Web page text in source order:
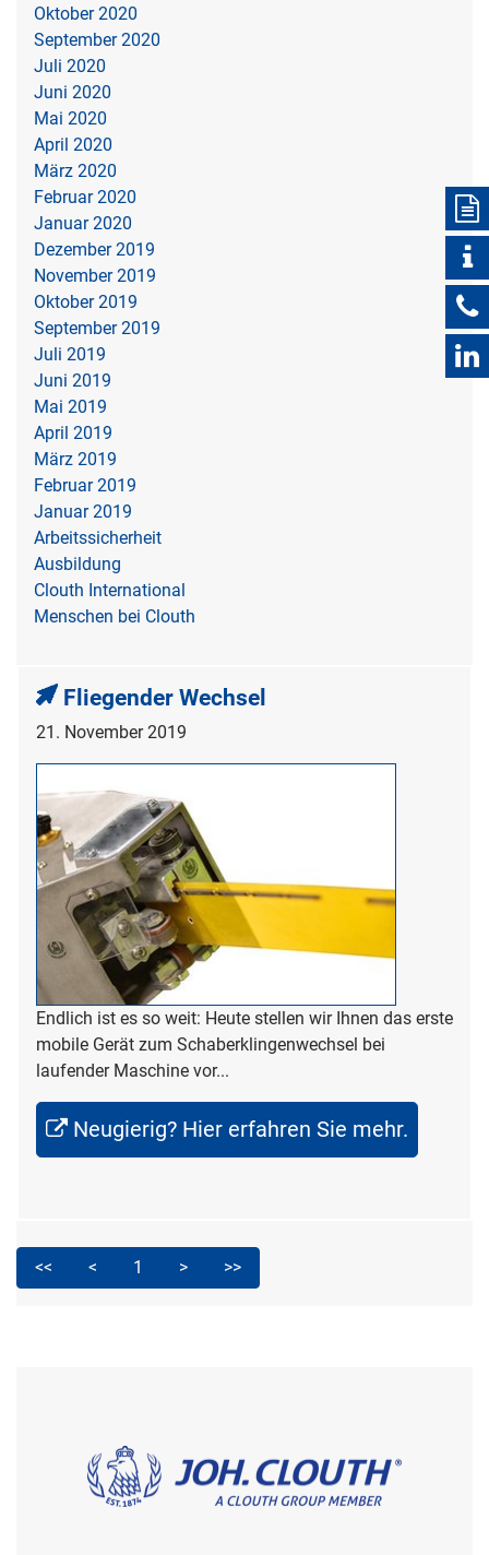
Oktober 2020
September 2020
Juli 2020
Juni 2020
Mai 2020
April 2020
März 2020
Februar 2020
Januar 2020
Dezember 2019
November 2019
Oktober 2019
September 2019
Juli 2019
Juni 2019
Mai 2019
April 2019
März 2019
Februar 2019
Januar 2019
Arbeitssicherheit
Ausbildung
Clouth International
Menschen bei Clouth
Fliegender Wechsel
21. November 2019
Endlich ist es so weit: Heute stellen wir Ihnen das erste
mobile Gerät zum Schaberklingenwechsel bei
laufender Maschine vor...
Neugierig? Hier erfahren Sie mehr.
<< < 1 > >>